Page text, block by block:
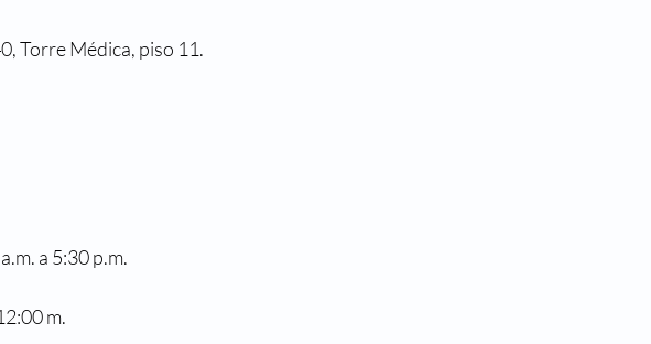
Torre Médica, piso 11.
a 5:30 p.m.
m.